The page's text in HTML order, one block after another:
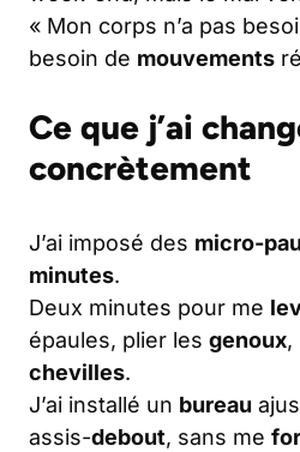
« Mon corps n’a pas
besoin de mouvements
Ce que j’ai
concrètement
J’ai imposé des micro-
minutes.
Deux minutes pour me
épaules, plier les genoux,
chevilles.
J’ai installé un bureau
assis-debout, sans me